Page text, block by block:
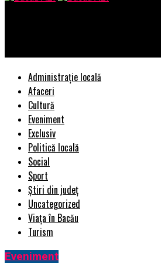
Administrație locală
Afaceri
Cultură
Eveniment
Exclusiv
Politică locală
Social
Sport
Știri din județ
Uncategorized
Viața în Bacău
Turism
Eveniment